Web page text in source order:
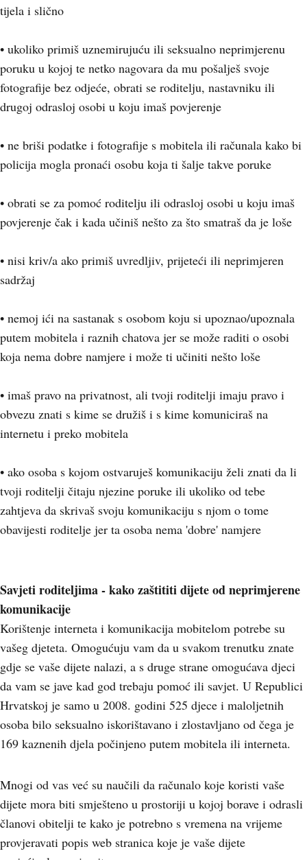
tijela i slično
• ukoliko primiš uznemirujuću ili seksualno neprimjerenu
poruku u kojoj te netko nagovara da mu pošalješ svoje
fotografije bez odjeće, obrati se roditelju, nastavniku ili
drugoj odrasloj osobi u koju imaš povjerenje
• ne briši podatke i fotografije s mobitela ili računala kako bi
policija mogla pronaći osobu koja ti šalje takve poruke
• obrati se za pomoć roditelju ili odrasloj osobi u koju imaš
povjerenje čak i kada učiniš nešto za što smatraš da je loše
• nisi kriv/a ako primiš uvredljiv, prijeteći ili neprimjeren
sadržaj
• nemoj ići na sastanak s osobom koju si upoznao/upoznala
putem mobitela i raznih chatova jer se može raditi o osobi
koja nema dobre namjere i može ti učiniti nešto loše
• imaš pravo na privatnost, ali tvoji roditelji imaju pravo i
obvezu znati s kime se družiš i s kime komuniciraš na
internetu i preko mobitela
• ako osoba s kojom ostvaruješ komunikaciju želi znati da li
tvoji roditelji čitaju njezine poruke ili ukoliko od tebe
zahtjeva da skrivaš svoju komunikaciju s njom o tome
obavijesti roditelje jer ta osoba nema 'dobre' namjere
Savjeti roditeljima - kako zaštititi dijete od neprimjerene
komunikacije
Korištenje interneta i komunikacija mobitelom potrebe su
vašeg djeteta. Omogućuju vam da u svakom trenutku znate
gdje se vaše dijete nalazi, a s druge strane omogućava djeci
da vam se jave kad god trebaju pomoć ili savjet. U Republici
Hrvatskoj je samo u 2008. godini 525 djece i maloljetnih
osoba bilo seksualno iskorištavano i zlostavljano od čega je
169 kaznenih djela počinjeno putem mobitela ili interneta.
Mnogi od vas već su naučili da računalo koje koristi vaše
dijete mora biti smješteno u prostoriji u kojoj borave i odrasli
članovi obitelji te kako je potrebno s vremena na vrijeme
provjeravati popis web stranica koje je vaše dijete